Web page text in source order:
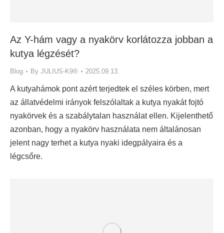
Az Y-hám vagy a nyakörv korlátozza jobban a
kutya légzését?
Blog By JULIUS-K9® 2025.09.13.
A kutyahámok pont azért terjedtek el széles körben, mert
az állatvédelmi irányok felszólaltak a kutya nyakát fojtó
nyakörvek és a szabálytalan használat ellen. Kijelenthető
azonban, hogy a nyakörv használata nem általánosan
jelent nagy terhet a kutya nyaki idegpályaira és a
légcsőre.